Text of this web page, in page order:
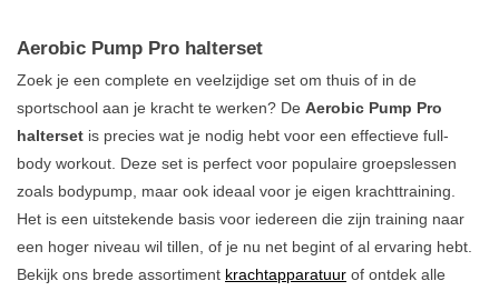
Aerobic Pump Pro halterset
Zoek je een complete en veelzijdige set om thuis of in de
sportschool aan je kracht te werken? De Aerobic Pump Pro
halterset is precies wat je nodig hebt voor een effectieve full-
body workout. Deze set is perfect voor populaire groepslessen
zoals bodypump, maar ook ideaal voor je eigen krachttraining.
Het is een uitstekende basis voor iedereen die zijn training naar
een hoger niveau wil tillen, of je nu net begint of al ervaring hebt.
Bekijk ons brede assortiment krachtapparatuur of ontdek alle